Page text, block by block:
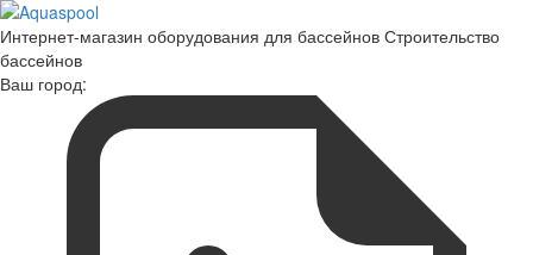
Интернет-магазин оборудования для бассейнов Строительство
бассейнов
Ваш город: